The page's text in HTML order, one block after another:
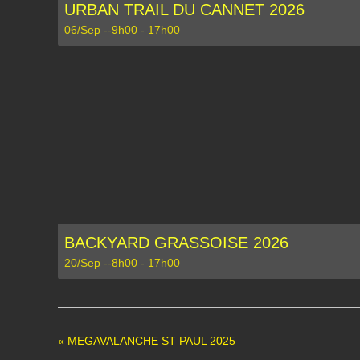
URBAN TRAIL DU CANNET 2026
06/Sep --9h00 - 17h00
BACKYARD GRASSOISE 2026
20/Sep --8h00 - 17h00
« MEGAVALANCHE ST PAUL 2025